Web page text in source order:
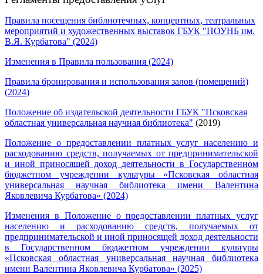
Правила посещения библиотечных, концертных, театральных
мероприятий и художественных выставок ГБУК "ПОУНБ им.
В.Я. Курбатова" (2024)
Изменения в Правила пользования (2024)
Правила бронирования и использования залов (помещений)
(2024)
Положение об издательской деятельности ГБУК "Псковская
областная универсальная научная библиотека" (2019)
Положение о предоставлении платных услуг населению и
расходованию средств, получаемых от предпринимательской
и иной приносящей доход деятельности в Государственном
бюджетном учреждении культуры «Псковская областная
универсальная научная библиотека имени Валентина
Яковлевича Курбатова» (2024)
Изменения в Положение о предоставлении платных услуг
населению и расходованию средств, получаемых от
предпринимательской и иной приносящей доход деятельности
в Государственном бюджетном учреждении культуры
«Псковская областная универсальная научная библиотека
имени Валентина Яковлевича Курбатова» (2025)